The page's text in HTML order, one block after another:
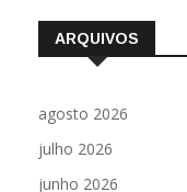
ARQUIVOS
agosto 2026
julho 2026
junho 2026